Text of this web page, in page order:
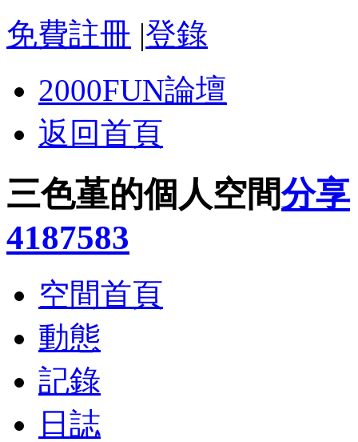
免費註冊 |登錄
2000FUN論壇
返回首頁
三色堇的個人空間分享
4187583
空間首頁
動態
記錄
日誌